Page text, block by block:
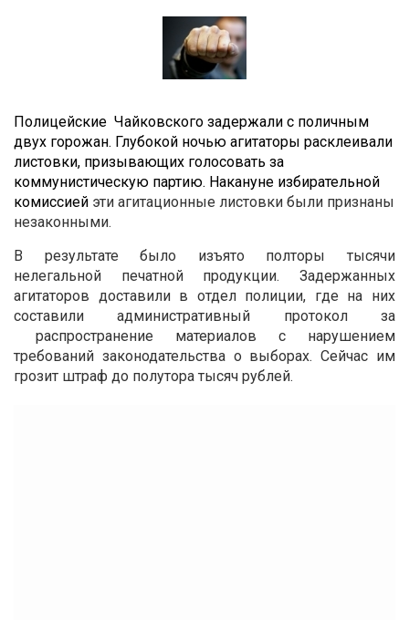
Полицейские Чайковского задержали с поличным
двух горожан. Глубокой ночью агитаторы расклеивали
листовки, призывающих голосовать за
коммунистическую партию. Накануне избирательной
комиссией эти агитационные листовки были признаны
незаконными.
В результате было изъято полторы тысячи
нелегальной печатной продукции. Задержанных
агитаторов доставили в отдел полиции, где на них
составили административный протокол за
распространение материалов с нарушением
требований законодательства о выборах. Сейчас им
грозит штраф до полутора тысяч рублей.